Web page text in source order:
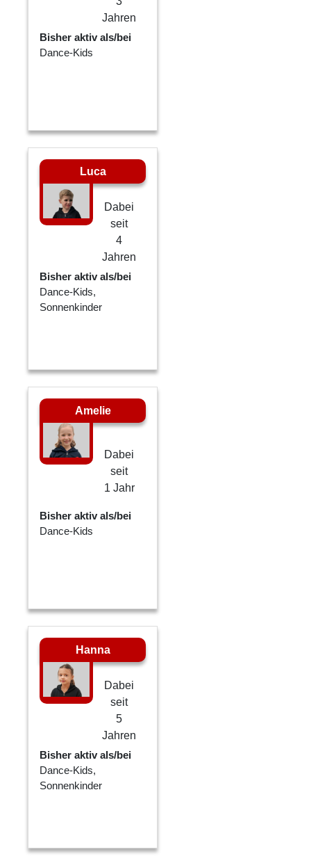
Jahren
Bisher aktiv als/bei
Dance-Kids
Luca
Dabei
seit
4
Jahren
Bisher aktiv als/bei
Dance-Kids,
Sonnenkinder
Amelie
Dabei
seit
1 Jahr
Bisher aktiv als/bei
Dance-Kids
Hanna
Dabei
seit
5
Jahren
Bisher aktiv als/bei
Dance-Kids,
Sonnenkinder